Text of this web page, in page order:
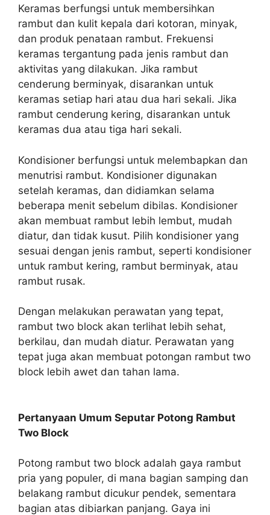
Keramas berfungsi untuk membersihkan
rambut dan kulit kepala dari kotoran, minyak,
dan produk penataan rambut. Frekuensi
keramas tergantung pada jenis rambut dan
aktivitas yang dilakukan. Jika rambut
cenderung berminyak, disarankan untuk
keramas setiap hari atau dua hari sekali. Jika
rambut cenderung kering, disarankan untuk
keramas dua atau tiga hari sekali.
Kondisioner berfungsi untuk melembapkan dan
menutrisi rambut. Kondisioner digunakan
setelah keramas, dan didiamkan selama
beberapa menit sebelum dibilas. Kondisioner
akan membuat rambut lebih lembut, mudah
diatur, dan tidak kusut. Pilih kondisioner yang
sesuai dengan jenis rambut, seperti kondisioner
untuk rambut kering, rambut berminyak, atau
rambut rusak.
Dengan melakukan perawatan yang tepat,
rambut two block akan terlihat lebih sehat,
berkilau, dan mudah diatur. Perawatan yang
tepat juga akan membuat potongan rambut two
block lebih awet dan tahan lama.
Pertanyaan Umum Seputar Potong Rambut
Two Block
Potong rambut two block adalah gaya rambut
pria yang populer, di mana bagian samping dan
belakang rambut dicukur pendek, sementara
bagian atas dibiarkan panjang. Gaya ini